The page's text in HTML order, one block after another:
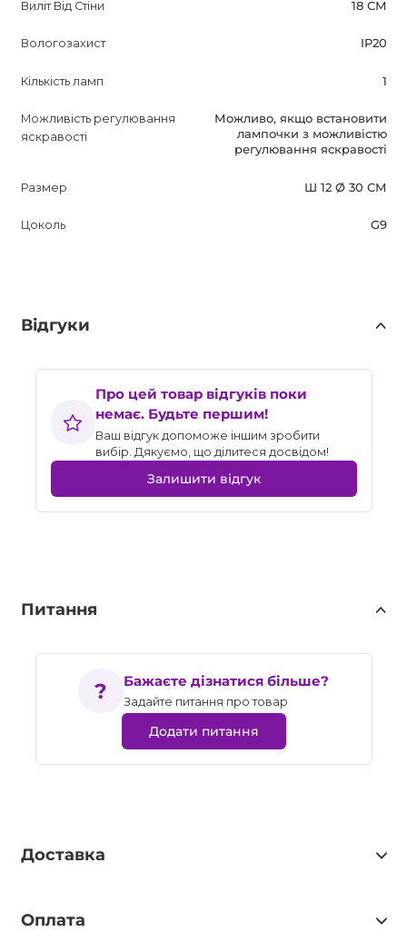
Виліт Від Стіни 18 СМ
Вологозахист IP20
Кількість ламп 1
Можливість регулювання
яскравості
Можливо, якщо встановити
лампочки з можливістю
регулювання яскравості
Размер Ш 12 Ø 30 СМ
Цоколь G9
Відгуки
Про цей товар відгуків поки
немає. Будьте першим!
Ваш відгук допоможе іншим зробити
вибір. Дякуємо, що ділитеся досвідом!
Залишити відгук
Питання
Бажаєте дізнатися більше?
Задайте питання про товар
Додати питання
Доставка
Оплата